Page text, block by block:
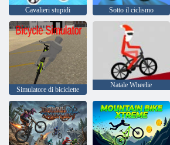
Cavalieri stupidi Sotto il ciclismo
Simulatore di biciclette
Natale Wheelie